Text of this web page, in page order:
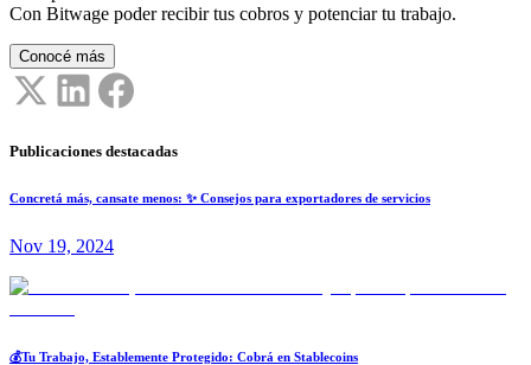
Con Bitwage poder recibir tus cobros y potenciar tu trabajo.
Conocé más
Publicaciones destacadas
Concretá más, cansate menos: ✨ Consejos para exportadores de servicios
Nov 19, 2024
💰Tu Trabajo, Establemente Protegido: Cobrá en Stablecoins